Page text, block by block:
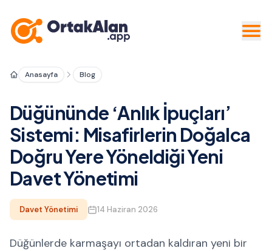
Anasayfa Blog
Düğününde ‘Anlık İpuçları’
Sistemi: Misafirlerin Doğalca
Doğru Yere Yöneldiği Yeni
Davet Yönetimi
Davet Yönetimi 14 Haziran 2026
Düğünlerde karmaşayı ortadan kaldıran yeni bir